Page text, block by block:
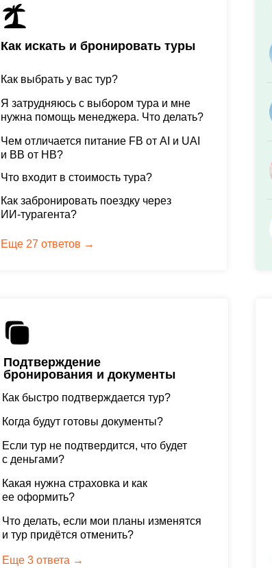
Как искать и бронировать туры
Еще 27 ответов →
Как выбрать у вас тур?
Я затрудняюсь с выбором тура и мне
нужна помощь менеджера. Что делать?
Как забронировать поездку через
ИИ-турагента?
Что входит в стоимость тура?
Чем отличается питание FB от AI и UAI
и ВВ от НВ?
Подтверждение
бронирования и документы
Еще 3 ответа →
Когда будут готовы документы?
Если тур не подтвердится, что будет
с деньгами?
Что делать, если мои планы изменятся
и тур придётся отменить?
Какая нужна страховка и как
ее оформить?
Как быстро подтверждается тур?